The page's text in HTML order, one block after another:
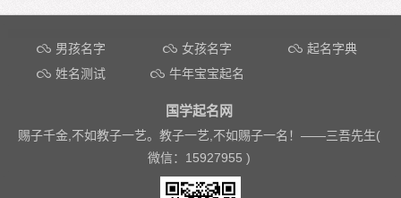
文章导航
男孩名字 女孩名字
起名字典
姓名测试
牛年宝宝起名
国学起名网
赐子千金,不如教子一艺。教子一艺,不如赐子一名！——三吾先生(
微信：15927955 )